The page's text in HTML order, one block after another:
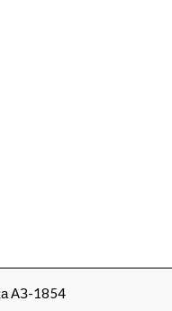
АЗ-1854